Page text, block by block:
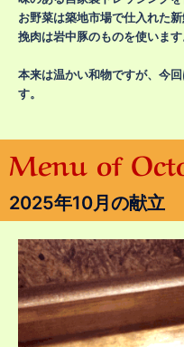
お野菜は築地市場で仕入れた
挽肉は岩中豚のものを使います
本来は温かい和物ですが、今
す。
Menu of
2025年10月の献立